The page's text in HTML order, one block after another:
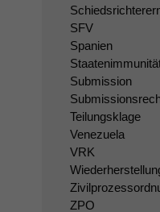
SFV
Spanien
Submission
Teilungsklage
Venezuela
VRK
ZPO